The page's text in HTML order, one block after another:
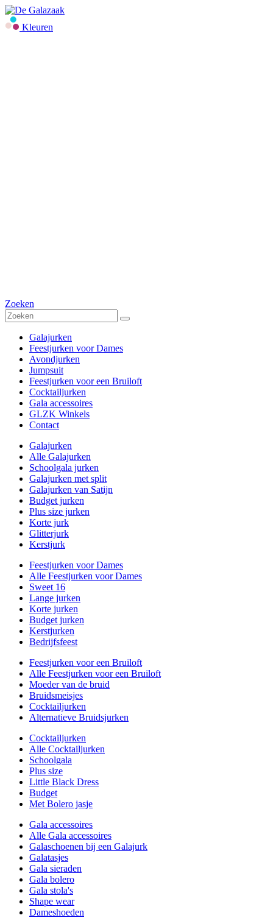
Kleuren
Zoeken
Galajurken
Feestjurken voor Dames
Avondjurken
Jumpsuit
Feestjurken voor een Bruiloft
Cocktailjurken
Gala accessoires
GLZK Winkels
Contact
Galajurken
Alle Galajurken
Schoolgala jurken
Galajurken met split
Galajurken van Satijn
Budget jurken
Plus size jurken
Korte jurk
Glitterjurk
Kerstjurk
Feestjurken voor Dames
Alle Feestjurken voor Dames
Sweet 16
Lange jurken
Korte jurken
Budget jurken
Kerstjurken
Bedrijfsfeest
Feestjurken voor een Bruiloft
Alle Feestjurken voor een Bruiloft
Moeder van de bruid
Bruidsmeisjes
Cocktailjurken
Alternatieve Bruidsjurken
Cocktailjurken
Alle Cocktailjurken
Schoolgala
Plus size
Little Black Dress
Budget
Met Bolero jasje
Gala accessoires
Alle Gala accessoires
Galaschoenen bij een Galajurk
Galatasjes
Gala sieraden
Gala bolero
Gala stola's
Shape wear
Dameshoeden